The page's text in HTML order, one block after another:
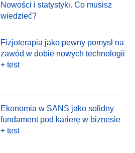
Nowości i statystyki. Co musisz
wiedzieć?
Fizjoterapia jako pewny pomysł na
zawód w dobie nowych technologii
+ test
Ekonomia w SANS jako solidny
fundament pod karierę w biznesie
+ test